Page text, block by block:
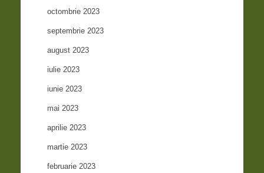
octombrie 2023
septembrie 2023
august 2023
iulie 2023
iunie 2023
mai 2023
aprilie 2023
martie 2023
februarie 2023